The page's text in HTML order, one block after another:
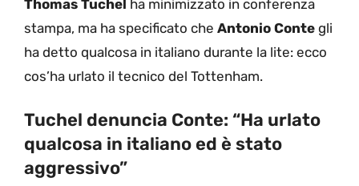
Thomas Tuchel ha minimizzato in conferenza
stampa, ma ha specificato che Antonio Conte gli
ha detto qualcosa in italiano durante la lite: ecco
cos’ha urlato il tecnico del Tottenham.
Tuchel denuncia Conte: “Ha urlato
qualcosa in italiano ed è stato
aggressivo”